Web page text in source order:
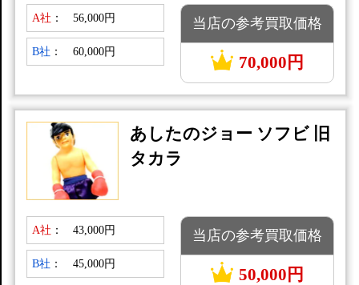
A社 ： 56,000円
B社 ： 60,000円
当店の参考買取価格
70,000円
あしたのジョー ソフビ 旧
タカラ
A社 ： 43,000円
B社 ： 45,000円
当店の参考買取価格
50,000円